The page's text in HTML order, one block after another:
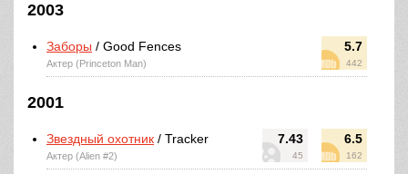
2003
5.7
442
Заборы / Good Fences
Актер (Princeton Man)
2001
7.43
45
6.5
162
Звездный охотник / Tracker
Актер (Alien #2)